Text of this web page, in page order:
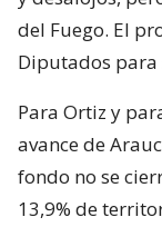
del Fuego. El
Diputados
Para Ortiz y
avance de
fondo no se
13,9% de